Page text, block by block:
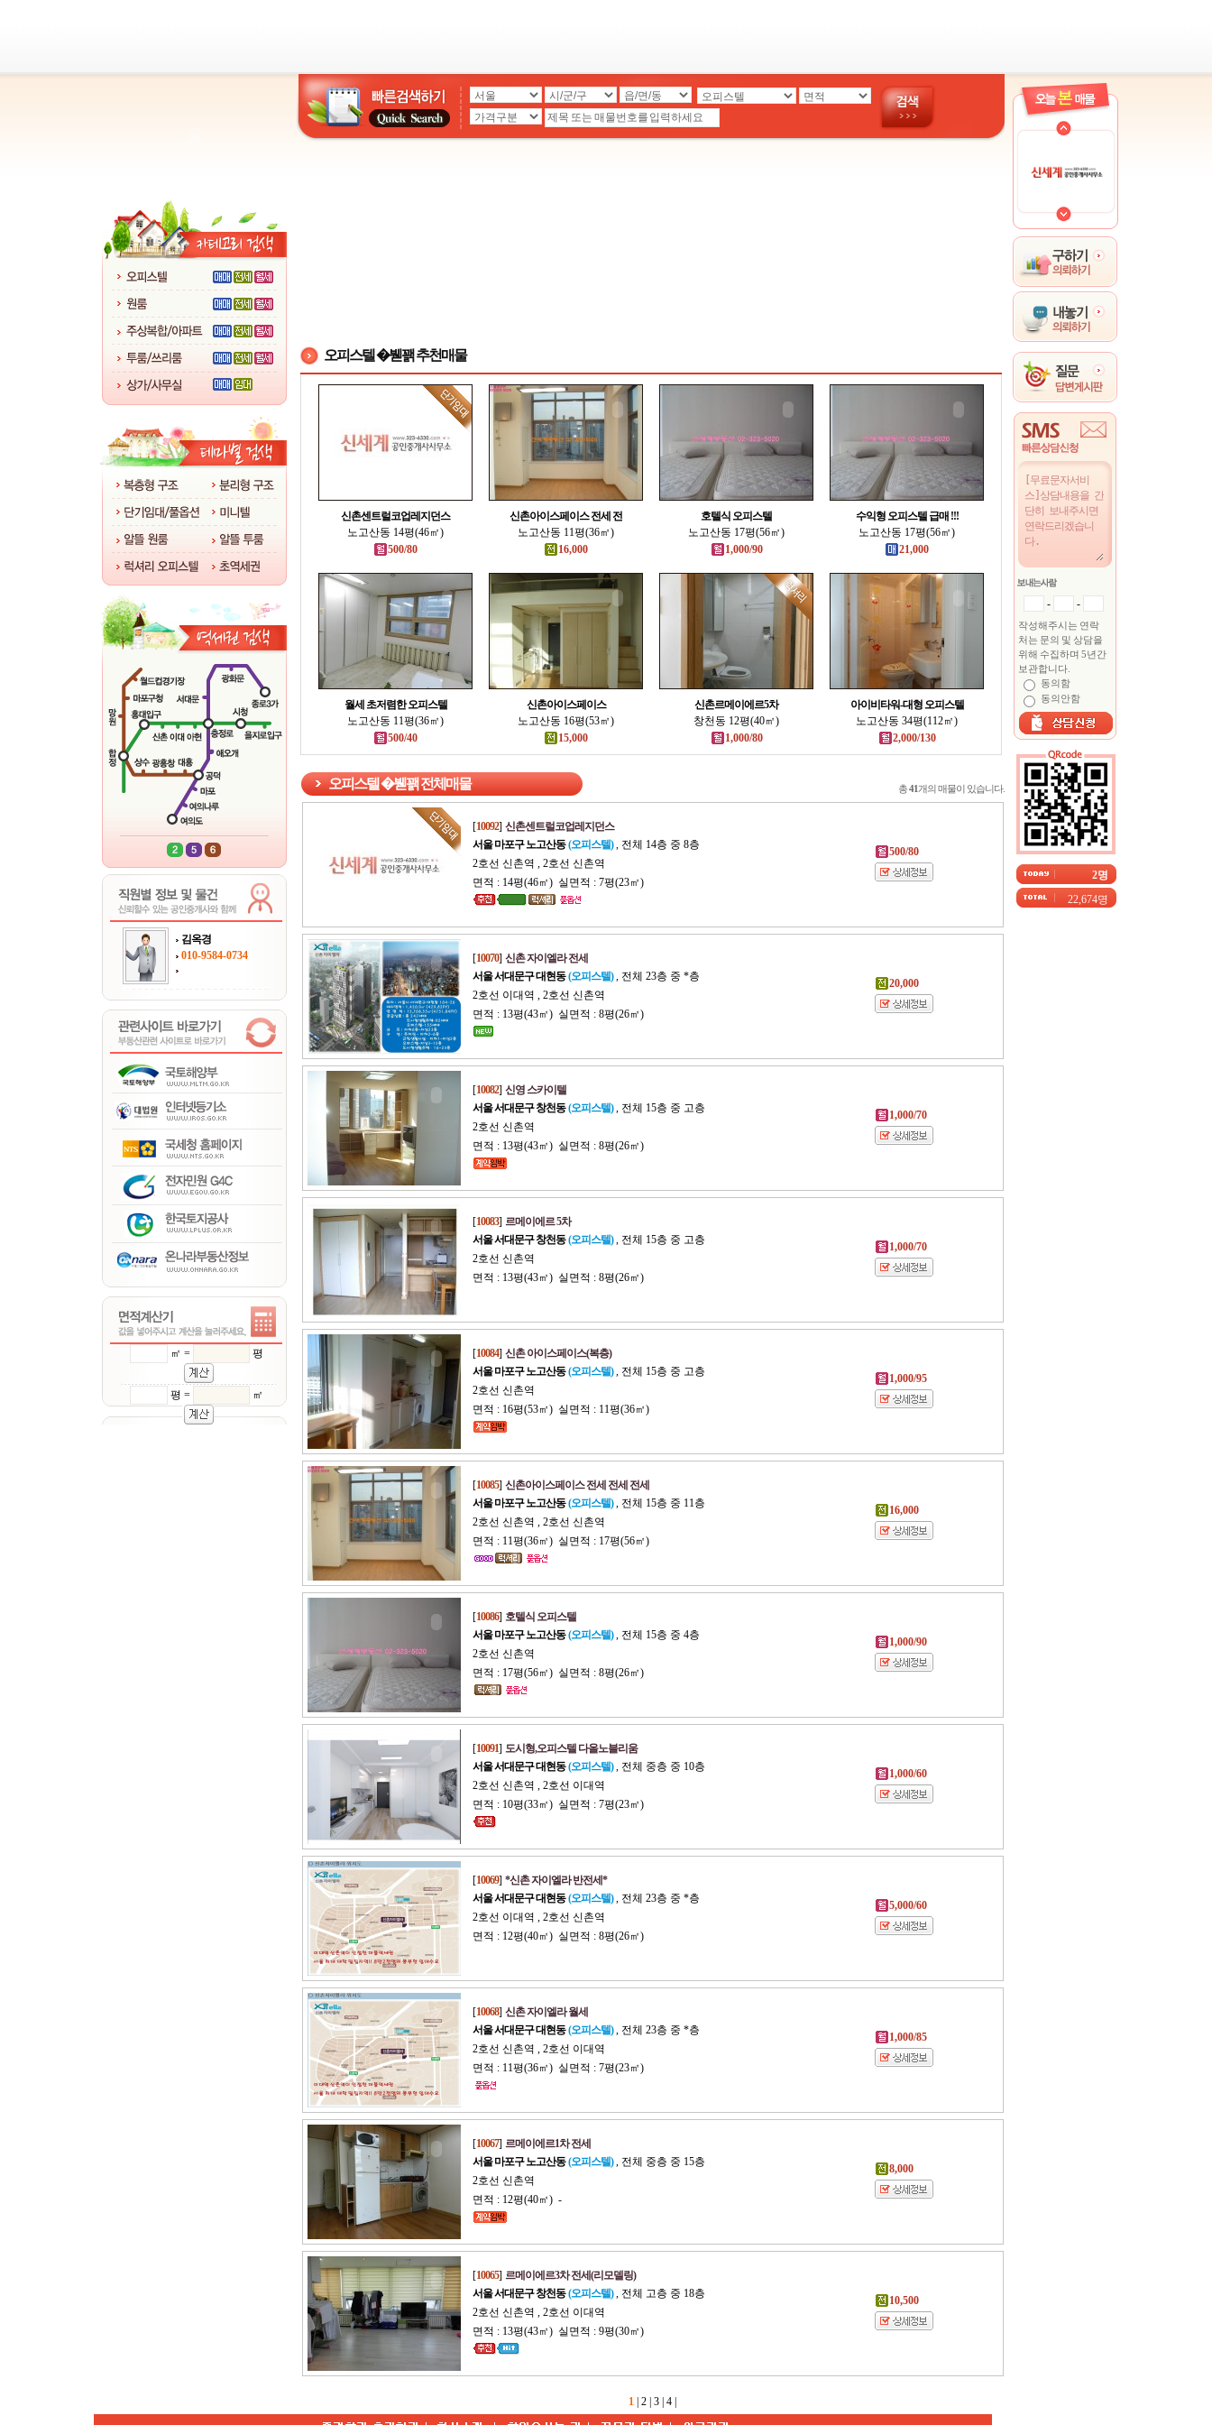
김옥경
010-9584-0734
㎡ = 평
평 = ㎡
오피스텔 �붿꽭 추천매물
신촌센트럴코업레지던스
노고산동 14평(46㎡)
500/80
신촌아이스페이스 전세 전
노고산동 11평(36㎡)
16,000
호텔식 오피스텔
노고산동 17평(56㎡)
1,000/90
수익형 오피스텔 급매 !!!
노고산동 17평(56㎡)
21,000
월세 초저렴한 오피스텔
노고산동 11평(36㎡)
500/40
신촌아이스페이스
노고산동 16평(53㎡)
15,000
신촌르메이에르5차
창천동 12평(40㎡)
1,000/80
아이비타워-대형 오피스텔
노고산동 34평(112㎡)
2,000/130
오피스텔 �붿꽭 전체매물 총41개의 매물이 있습니다.
[10092] 신촌센트럴코업레지던스
서울 마포구 노고산동 (오피스텔), 전체 14층 중 8층
2호선 신촌역 , 2호선 신촌역
면적 : 14평(46㎡) 실면적 : 7평(23㎡)
500/80
[10070] 신촌 자이엘라 전세
서울 서대문구 대현동 (오피스텔), 전체 23층 중 *층
2호선 이대역 , 2호선 신촌역
면적 : 13평(43㎡) 실면적 : 8평(26㎡)
20,000
[10082] 신영 스카이텔
서울 서대문구 창천동 (오피스텔), 전체 15층 중 고층
2호선 신촌역
면적 : 13평(43㎡) 실면적 : 8평(26㎡)
1,000/70
[10083] 르메이에르 5차
서울 서대문구 창천동 (오피스텔), 전체 15층 중 고층
2호선 신촌역
면적 : 13평(43㎡) 실면적 : 8평(26㎡)
1,000/70
[10084] 신촌 아이스페이스(복층)
서울 마포구 노고산동 (오피스텔), 전체 15층 중 고층
2호선 신촌역
면적 : 16평(53㎡) 실면적 : 11평(36㎡)
1,000/95
[10085] 신촌아이스페이스 전세 전세 전세
서울 마포구 노고산동 (오피스텔), 전체 15층 중 11층
2호선 신촌역 , 2호선 신촌역
면적 : 11평(36㎡) 실면적 : 17평(56㎡)
16,000
[10086] 호텔식 오피스텔
서울 마포구 노고산동 (오피스텔), 전체 15층 중 4층
2호선 신촌역
면적 : 17평(56㎡) 실면적 : 8평(26㎡)
1,000/90
[10091] 도시형,오피스텔 다올노블리움
서울 서대문구 대현동 (오피스텔), 전체 중층 중 10층
2호선 신촌역 , 2호선 이대역
면적 : 10평(33㎡) 실면적 : 7평(23㎡)
1,000/60
[10069] *신촌 자이엘라 반전세*
서울 서대문구 대현동 (오피스텔), 전체 23층 중 *층
2호선 이대역 , 2호선 신촌역
면적 : 12평(40㎡) 실면적 : 8평(26㎡)
5,000/60
[10068] 신촌 자이엘라 월세
서울 서대문구 대현동 (오피스텔), 전체 23층 중 *층
2호선 신촌역 , 2호선 이대역
면적 : 11평(36㎡) 실면적 : 7평(23㎡)
1,000/85
[10067] 르메이에르1차 전세
서울 마포구 노고산동 (오피스텔), 전체 중층 중 15층
2호선 신촌역
면적 : 12평(40㎡) -
8,000
[10065] 르메이에르3차 전세(리모델링)
서울 서대문구 창천동 (오피스텔), 전체 고층 중 18층
2호선 신촌역 , 2호선 이대역
면적 : 13평(43㎡) 실면적 : 9평(30㎡)
10,500
1 2 3 4
- -
작성해주시는 연락
처는 문의 및 상담을
위해 수집하며 5년간
보관합니다.
동의함
동의안함
2명
22,674명